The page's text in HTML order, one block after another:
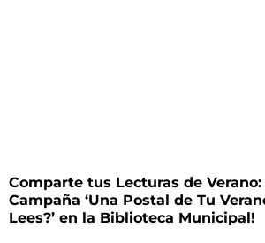
Comparte tus Lecturas de Verano:
Campaña ‘Una Postal de Tu
Lees?’ en la Biblioteca Municipal!